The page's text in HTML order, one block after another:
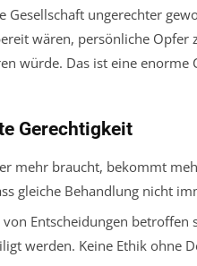
Gesellschaft ungerechter
wären, persönliche Opfer
würde. Das ist eine enorme
Gerechtigkeit
mehr braucht, bekommt
gleiche Behandlung nicht
Entscheidungen betroffen
werden. Keine Ethik ohne